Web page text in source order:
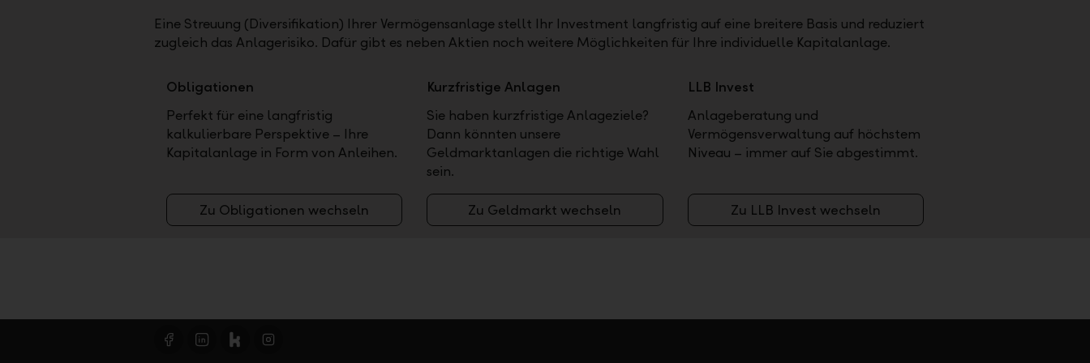
Eine Streuung (Diversifikation) Ihrer Vermögensanlage stellt Ihr Investment langfristig auf eine breitere Basis und reduziert
zugleich das Anlagerisiko. Dafür gibt es neben Aktien noch weitere Möglichkeiten für Ihre individuelle Kapitalanlage.
Obligationen
Perfekt für eine langfristig
kalkulierbare Perspektive – Ihre
Kapitalanlage in Form von Anleihen.
Zu Obligationen wechseln
Kurzfristige Anlagen
Sie haben kurzfristige Anlageziele?
Dann könnten unsere
Geldmarktanlagen die richtige Wahl
sein.
Zu Geldmarkt wechseln
LLB Invest
Anlageberatung und
Vermögensverwaltung auf höchstem
Niveau – immer auf Sie abgestimmt.
Zu LLB Invest wechseln